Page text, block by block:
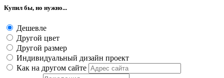
Купил бы, но нужно...
Дешевле
Другой цвет
Другой размер
Индивидуальный дизайн проект
Как на другом сайте